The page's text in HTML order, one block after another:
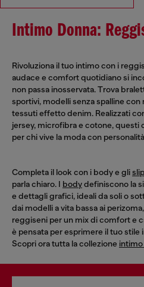
Intimo Donna:
Rivoluziona il tuo intimo con i
audace e comfort quotidiano si
non passa inosservata. Trova
sportivi, modelli senza spalline
tessuti effetto denim. Realizzati
jersey, microfibra e cotone, questi
per chi vive la moda con
Completa il look con i body e gli
parla chiaro. I bodydefiniscono la
e dettagli grafici, ideali da soli o
dai modelli a vita bassa ai
reggiseni per un mix di comfort e
è pensata per esprimere il tuo
Scopri ora tutta la collezione